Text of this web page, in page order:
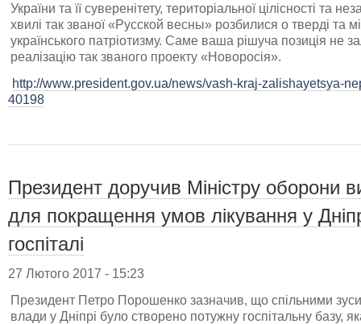
України та її суверенітету, територіальної цілісності та
хвилі так званої «Русской весны» розбилися о тверді та
українського патріотизму. Саме ваша рішуча позиція не
реалізацію так званого проекту «Новоросія».
http://www.president.gov.ua/news/vash-kraj-zalishayetsya-
40198
Президент доручив Міністру оборони
для покращення умов лікування у
госпіталі
27 Лютого 2017 - 15:23
Президент Петро Порошенко зазначив, що спільними
влади у Дніпрі було створено потужну госпітальну базу,